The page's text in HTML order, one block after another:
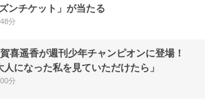
ンチケット」が当たる
分
喜遥香が週刊少年チャンピオンに登場！
人になった私を見ていただけたら」
分